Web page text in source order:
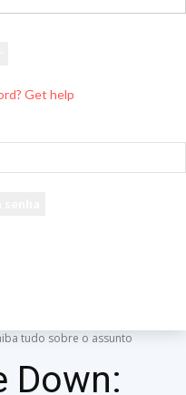
Get help
tudo sobre o assunto
Down: